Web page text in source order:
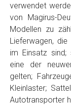
Foto Nr. 1
Foto Nr. 2
Foto Nr. 3
verwendet
von Magirus-
Modellen zu
Lieferwagen,
im Einsatz
eine der
gelten;
Kleinlaster;
Autotransporter